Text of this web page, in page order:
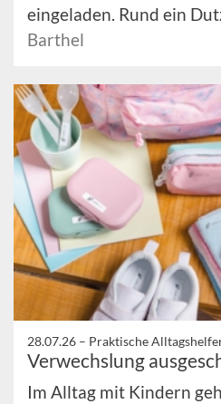
eingeladen. Rund ein
Barthel
28.07.26 – Praktische
Verwechslung
Im Alltag mit Kindern